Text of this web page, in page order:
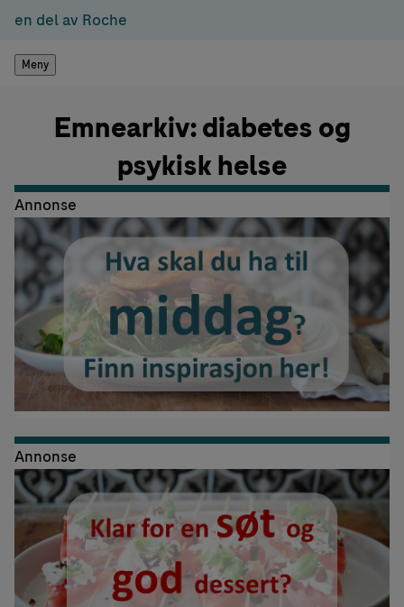
en del av Roche
Meny
Emnearkiv: diabetes og
psykisk helse
Annonse
Annonse